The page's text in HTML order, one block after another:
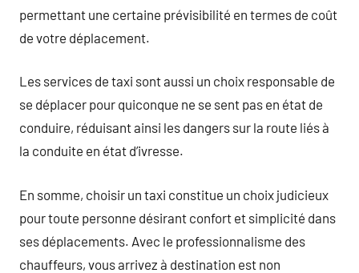
permettant une certaine prévisibilité en termes de coût
de votre déplacement.
Les services de taxi sont aussi un choix responsable de
se déplacer pour quiconque ne se sent pas en état de
conduire, réduisant ainsi les dangers sur la route liés à
la conduite en état d’ivresse.
En somme, choisir un taxi constitue un choix judicieux
pour toute personne désirant confort et simplicité dans
ses déplacements. Avec le professionnalisme des
chauffeurs, vous arrivez à destination est non